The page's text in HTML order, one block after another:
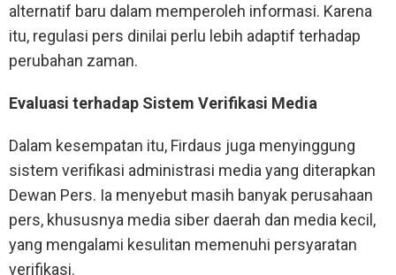
alternatif baru dalam memperoleh informasi. Karena
itu, regulasi pers dinilai perlu lebih adaptif terhadap
perubahan zaman.
Evaluasi terhadap Sistem Verifikasi Media
Dalam kesempatan itu, Firdaus juga menyinggung
sistem verifikasi administrasi media yang diterapkan
Dewan Pers. Ia menyebut masih banyak perusahaan
pers, khususnya media siber daerah dan media kecil,
yang mengalami kesulitan memenuhi persyaratan
verifikasi.